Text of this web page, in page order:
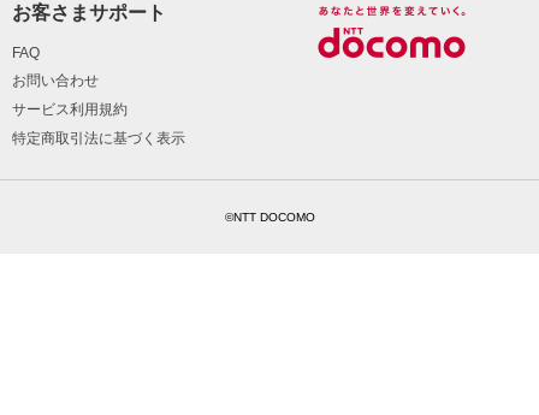
お客さまサポート
FAQ
お問い合わせ
サービス利用規約
特定商取引法に基づく表示
©NTT DOCOMO